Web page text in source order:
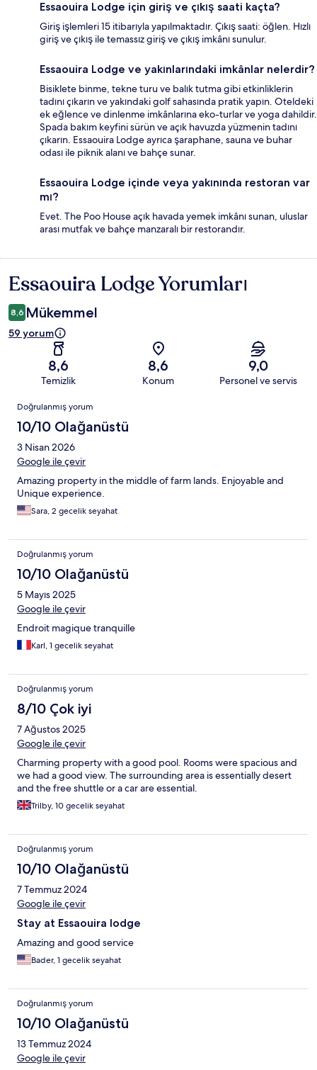
Essaouira Lodge için giriş ve çıkış saati kaçta?
Giriş işlemleri 15 itibarıyla yapılmaktadır. Çıkış saati: öğlen. Hızlı
giriş ve çıkış ile temassız giriş ve çıkış imkânı sunulur.
Essaouira Lodge ve yakınlarındaki imkânlar nelerdir?
Bisiklete binme, tekne turu ve balık tutma gibi etkinliklerin
tadını çıkarın ve yakındaki golf sahasında pratik yapın. Oteldeki
ek eğlence ve dinlenme imkânlarına eko-turlar ve yoga dahildir.
Spada bakım keyfini sürün ve açık havuzda yüzmenin tadını
çıkarın. Essaouira Lodge ayrıca şaraphane, sauna ve buhar
odası ile piknik alanı ve bahçe sunar.
Essaouira Lodge içinde veya yakınında restoran var
mı?
Evet. The Poo House açık havada yemek imkânı sunan, uluslar
arası mutfak ve bahçe manzaralı bir restorandır.
Yorumlar
Essaouira Lodge Yorumları
8,6 Mükemmel
59 yorum
8,6
Temizlik
8,6
Konum
9,0
Personel ve servis
Yorumlar
Doğrulanmış yorum
10/10 Olağanüstü
3 Nisan 2026
Google ile çevir
Amazing property in the middle of farm lands. Enjoyable and
Unique experience.
Sara, 2 gecelik seyahat
Doğrulanmış yorum
10/10 Olağanüstü
5 Mayıs 2025
Google ile çevir
Endroit magique tranquille
Karl, 1 gecelik seyahat
Doğrulanmış yorum
8/10 Çok iyi
7 Ağustos 2025
Google ile çevir
Charming property with a good pool. Rooms were spacious and
we had a good view. The surrounding area is essentially desert
and the free shuttle or a car are essential.
Trilby, 10 gecelik seyahat
Doğrulanmış yorum
10/10 Olağanüstü
7 Temmuz 2024
Google ile çevir
Stay at Essaouira lodge
Amazing and good service
Bader, 1 gecelik seyahat
Doğrulanmış yorum
10/10 Olağanüstü
13 Temmuz 2024
Google ile çevir